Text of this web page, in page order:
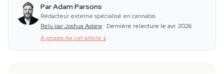
Par Adam Parsons
Rédacteur externe spécialisé en cannabis
Relu par Joshua Askew · Dernière relecture le avr. 2026
À propos de cet article ↓